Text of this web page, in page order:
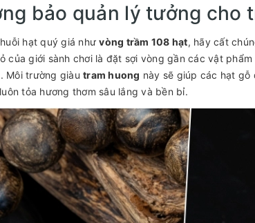
bảo quản lý tưởng cho
hạt quý giá nhưvòng trầm 108 hạt, hãy cất
của giới sành chơi là đặt sợi vòng gần các vật
Môi trường giàu tram huong này sẽ giúp các hạt
tỏa hương thơm sâu lắng và bền bỉ.